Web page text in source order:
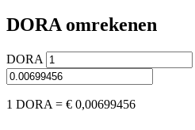
DORA omrekenen
DORA
1 DORA = € 0,00699456